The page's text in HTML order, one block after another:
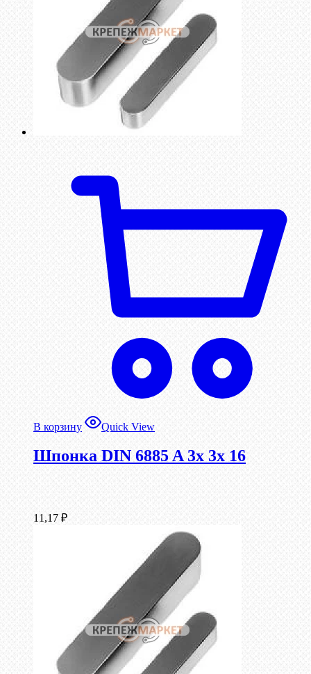
В корзину Quick View
Шпонка DIN 6885 A 3x 3x 16
11,17 ₽